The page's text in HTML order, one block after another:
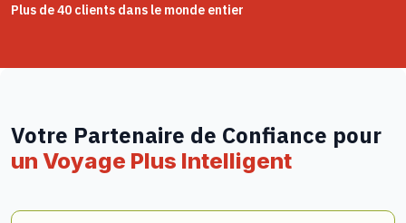
Plus de 40 clients dans le monde entier
Votre Partenaire de Confiance pour
un Voyage Plus Intelligent